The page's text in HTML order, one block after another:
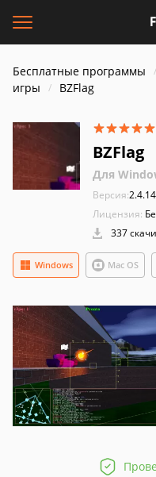
Бесплатные программы
игры
BZFlag
BZFlag
Для
Версия:2.4.14
Лицензия:
337
Mac OS
Windows